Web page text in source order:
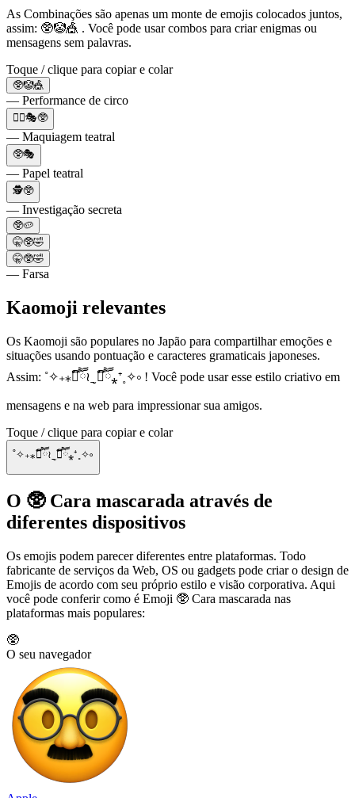
As Combinações são apenas um monte de emojis colocados juntos,
assim: 🥸🤡🎪 . Você pode usar combos para criar enigmas ou
mensagens sem palavras.
Toque / clique para copiar e colar
🥸🤡🎪
— Performance de circo
🧔‍♀️🎭🥸
— Maquiagem teatral
🥸🎭
— Papel teatral
🕵🥸
— Investigação secreta
🥸🥔
🤫🥸🤣
🤫🥸🤣
— Farsa
Kaomoji relevantes
Os Kaomoji são populares no Japão para compartilhar emoções e
situações usando pontuação e caracteres gramaticais japoneses.
Assim: ˚✧₊⁎❝᷀ົཽ≀ˍ̮ ❝᷀ົཽ⁎⁺˳✧༚ ! Você pode usar esse estilo criativo em
mensagens e na web para impressionar sua amigos.
Toque / clique para copiar e colar
˚✧₊⁎❝᷀ົཽ≀ˍ̮ ❝᷀ົཽ⁎⁺˳✧༚
O 🥸 Cara mascarada através de
diferentes dispositivos
Os emojis podem parecer diferentes entre plataformas. Todo
fabricante de serviços da Web, OS ou gadgets pode criar o design de
Emojis de acordo com seu próprio estilo e visão corporativa. Aqui
você pode conferir como é Emoji 🥸 Cara mascarada nas
plataformas mais populares:
🥸
O seu navegador